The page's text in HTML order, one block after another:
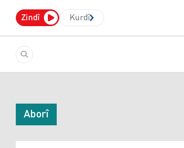
Zindî Kurdî
Aborî